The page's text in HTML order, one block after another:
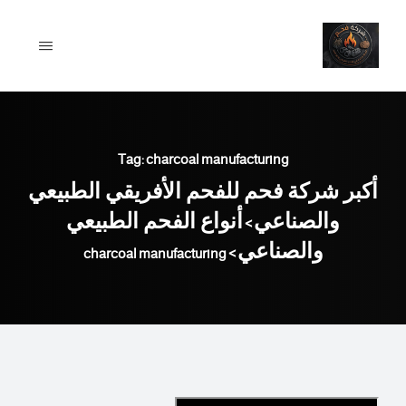
content
Tag: charcoal manufacturing
أكبر شركة فحم للفحم الأفريقي الطبيعي
والصناعي>أنواع الفحم الطبيعي
والصناعي>
charcoal manufacturing